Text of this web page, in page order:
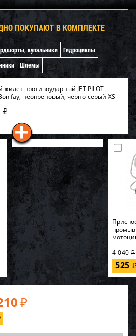
ПОКУПАЮТ В КОМПЛЕКТЕ
купальники
Гидроциклы
Шлемы
жилет противоударный JET PILOT
неопреновый, чёрно-серый XS
i
4 040i
525
₽